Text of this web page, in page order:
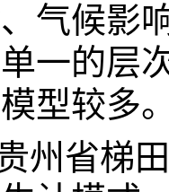
气候影
一的层
型较多。
州省梯